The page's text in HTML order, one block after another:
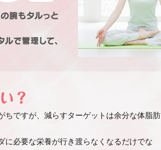
ちですが、減らすターゲットは余分な体脂肪
に必要な栄養が行き渡らなくなるだけでな